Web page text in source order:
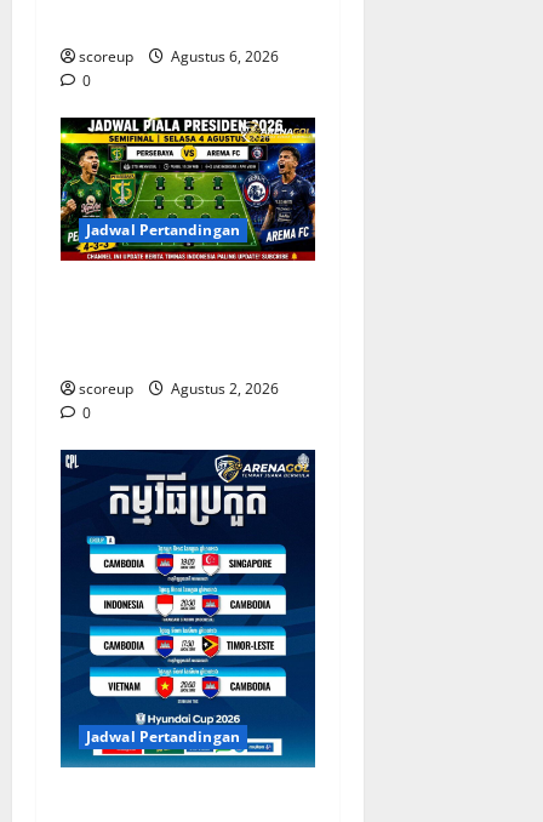
scoreup
Agustus 6, 2026
0
Jadwal Pertandingan
scoreup
Agustus 2, 2026
0
Jadwal Pertandingan